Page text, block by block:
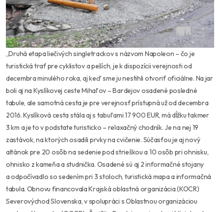
,,Druhá etapa liečivých singletrackov s názvom Napoleon – čo je
turistická trať pre cyklistov a peších, je k dispozícii verejnosti od
decembra minulého roka, aj keď sme ju nestihli otvoriť oficiálne. Na jar
boli aj na Kyslíkovej ceste Mihaľov – Bardejov osadené posledné
tabule, ale samotná cesta je pre verejnosť prístupná už od decembra
2016. Kyslíková cesta stála aj s tabuľami 17 900 EUR, má dĺžku takmer
3 km a je to v podstate turisticko – relaxačný chodník. Je na nej 19
zastávok, na ktorých osadili prvky na cvičenie. Súčasťou je aj nový
altánok pre 20 osôb na sedenie pod strieškou a 10 osôb pri ohnisku,
ohnisko z kameňa a studnička. Osadené sú aj 2 informačné stojany
a odpočívadlo so sedením pri 3 stoloch, turistická mapa a informačná
tabula. Obnovu financovala Krajská oblastná organizácia (KOCR)
Severovýchod Slovenska, v spolupráci s Oblastnou organizáciou